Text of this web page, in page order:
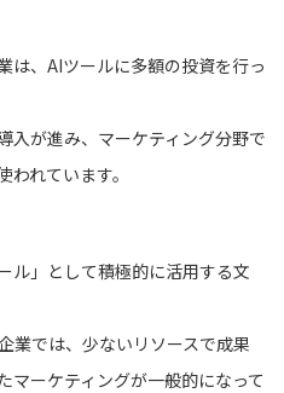
は、AIツールに多額の投資を行っ
入が進み、マーケティング分野で
れています。
ル」として積極的に活用する文
業では、少ないリソースで成果
マーケティングが一般的になって